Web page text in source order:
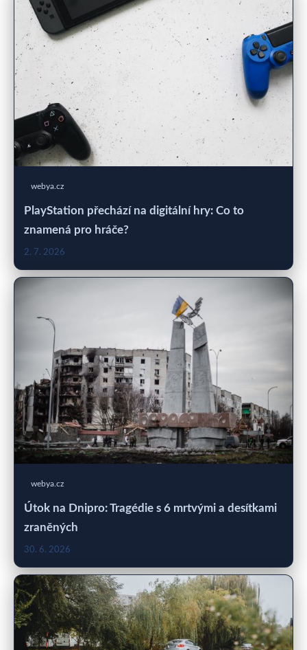
webya.cz
PlayStation přechází na digitální hry: Co to
znamená pro hráče?
2. 7. 2026
webya.cz
Útok na Dnipro: Tragédie s 6 mrtvými a desítkami
zraněných
30. 6. 2026